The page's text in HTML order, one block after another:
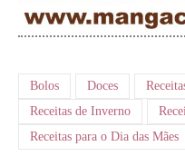
Bolos Doces
Receitas de Inverno
Receitas para o Dia das Mães